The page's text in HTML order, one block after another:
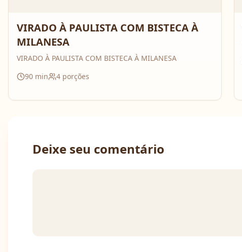
VIRADO À PAULISTA COM BISTECA À
MILANESA
VIRADO À PAULISTA COM BISTECA À MILANESA
90 min 4 porções
Deixe seu comentário